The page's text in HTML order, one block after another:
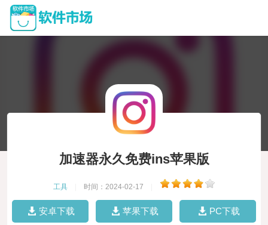
加速器永久免费ins苹果版
工具 时间：2024-02-17
安卓下载 苹果下载 PC下载